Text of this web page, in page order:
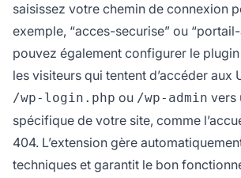
saisissez votre chemin de connexion
exemple, “acces-securise” ou
pouvez également configurer le
les visiteurs qui tentent d’accéder aux
/wp-login.php ou /wp-admin vers
spécifique de votre site, comme
404. L’extension gère
techniques et garantit le bon